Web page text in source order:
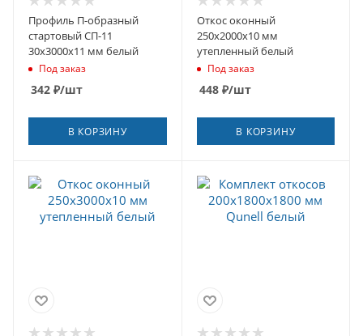
Профиль П-образный
стартовый СП-11
30х3000х11 мм белый
Под заказ
342 ₽/шт
В КОРЗИНУ
Откос оконный
250х2000х10 мм
утепленный белый
Под заказ
448₽/шт
В КОРЗИНУ